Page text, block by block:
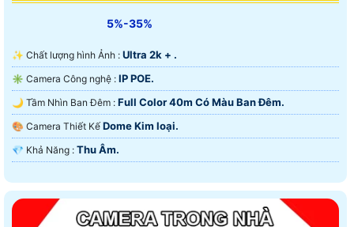
5%-35%
✨ Chất lượng hình Ảnh : Ultra 2k + .
✳️ Camera Công nghệ : IP POE.
🌙 Tầm Nhìn Ban Đêm : Full Color 40m Có Màu Ban Ðêm.
🎨 Camera Thiết Kế Dome Kim loại.
️💎 Khả Năng : Thu Âm.